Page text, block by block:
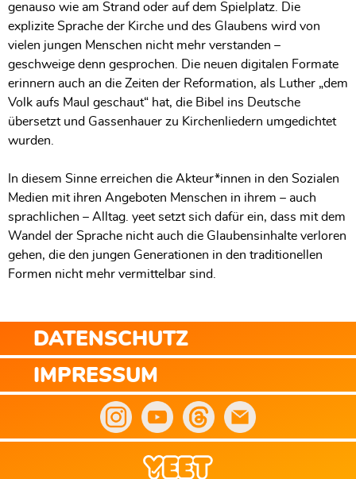
genauso wie am Strand oder auf dem Spielplatz. Die
explizite Sprache der Kirche und des Glaubens wird von
vielen jungen Menschen nicht mehr verstanden –
geschweige denn gesprochen. Die neuen digitalen Formate
erinnern auch an die Zeiten der Reformation, als Luther „dem
Volk aufs Maul geschaut“ hat, die Bibel ins Deutsche
übersetzt und Gassenhauer zu Kirchenliedern umgedichtet
wurden.
In diesem Sinne erreichen die Akteur*innen in den Sozialen
Medien mit ihren Angeboten Menschen in ihrem – auch
sprachlichen – Alltag. yeet setzt sich dafür ein, dass mit dem
Wandel der Sprache nicht auch die Glaubensinhalte verloren
gehen, die den jungen Generationen in den traditionellen
Formen nicht mehr vermittelbar sind.
DATENSCHUTZ
IMPRESSUM